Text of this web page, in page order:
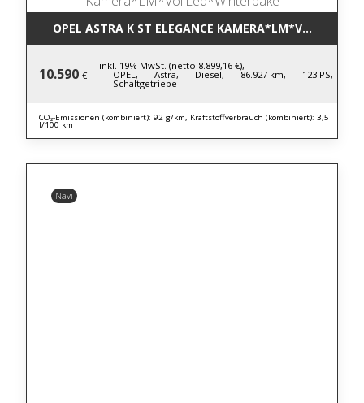
OPEL ASTRA K ST ELEGANCE
10.590 €
inkl. 19% MwSt. (netto 8.899,16 €),
OPEL, Astra, Diesel, 86.927 km, 123 PS,
Schaltgetriebe
CO₂-Emissionen (kombiniert): 92 g/km, Kraftstoffverbrauch (kombiniert): 3,5
l/100 km
Navi